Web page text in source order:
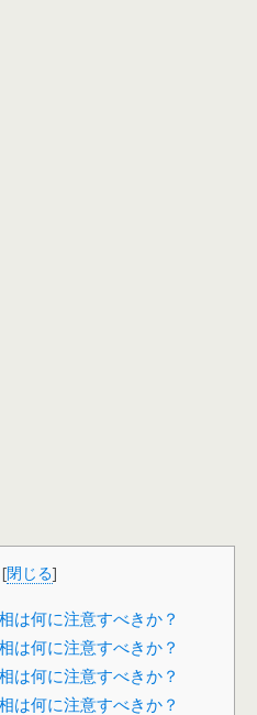
[閉じる]
は何に注意すべきか？
は何に注意すべきか？
は何に注意すべきか？
は何に注意すべきか？